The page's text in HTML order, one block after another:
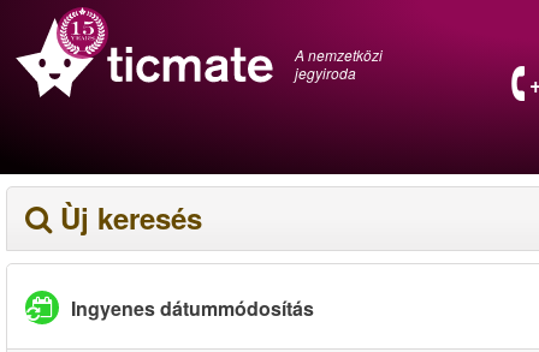
A nemzetközi
jegyiroda
Ùj keresés
Ingyenes dátummódosítás